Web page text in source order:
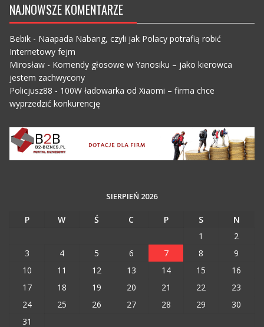
NAJNOWSZE KOMENTARZE
Bebik- Naapada Nabang, czyli jak Polacy potrafią robić
Internetowy fejm
Mirosław- Komendy głosowe w Yanosiku – jako kierowca
jestem zachwycony
Policjusz88 - 100W ładowarka od Xiaomi – firma chce
wyprzedzić konkurencję
SIERPIEŃ 2026
P W Ś C P S
N
1
2
3
4 5 6 7 8
9
10
11 12 13 14 15
16
17
18 19 20 21 22
23
24
25 26 27 28 29
30
31